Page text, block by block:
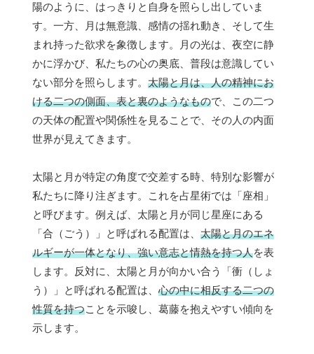
陽のように、はっきりと自身を照らし出していま
す。一方、月は無意識、感情の揺れ動き、そして生
まれ持った欲求を象徴します。月の光は、夜空に静
かに浮かび、私たちの心の奥底、普段は意識してい
ない部分を照らします。 太陽と月は、人の精神にお
ける二つの側面、表と裏のようなもので、この二つ
の天体の配置や関係性を見ることで、その人の内面
世界が見えてきます。
太陽と月が特定の角度で交差する時、特別な影響が
私たちに降り注ぎます。これを占星術では「座相」
と呼びます。例えば、太陽と月が同じ星座にある
「合（ごう）」と呼ばれる配置は、 太陽と月のエネ
ルギーが一体となり、強い意志と情熱を持つ人を表
します。反対に、太陽と月が向かい合う「衝（しょ
う）」と呼ばれる配置は、 心の中に相反する二つの
性質を持つことを示唆し、葛藤を抱えやすい傾向を
示します。